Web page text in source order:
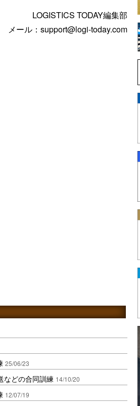
LOGISTICS TODAY編集部
メール：support@logi-today.com
25/06/23
などの合同訓練 14/10/20
12/07/19